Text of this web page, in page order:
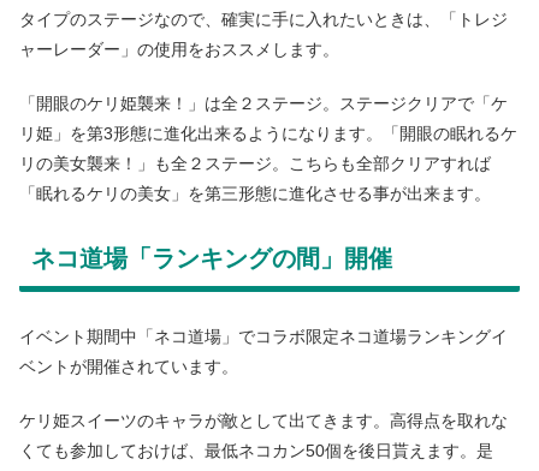
タイプのステージなので、確実に手に入れたいときは、「トレジ
ャーレーダー」の使用をおススメします。
「開眼のケリ姫襲来！」は全２ステージ。ステージクリアで「ケ
リ姫」を第3形態に進化出来るようになります。「開眼の眠れるケ
リの美女襲来！」も全２ステージ。こちらも全部クリアすれば
「眠れるケリの美女」を第三形態に進化させる事が出来ます。
ネコ道場「ランキングの間」開催
イベント期間中「ネコ道場」でコラボ限定ネコ道場ランキングイ
ベントが開催されています。
ケリ姫スイーツのキャラが敵として出てきます。高得点を取れな
くても参加しておけば、最低ネコカン50個を後日貰えます。是